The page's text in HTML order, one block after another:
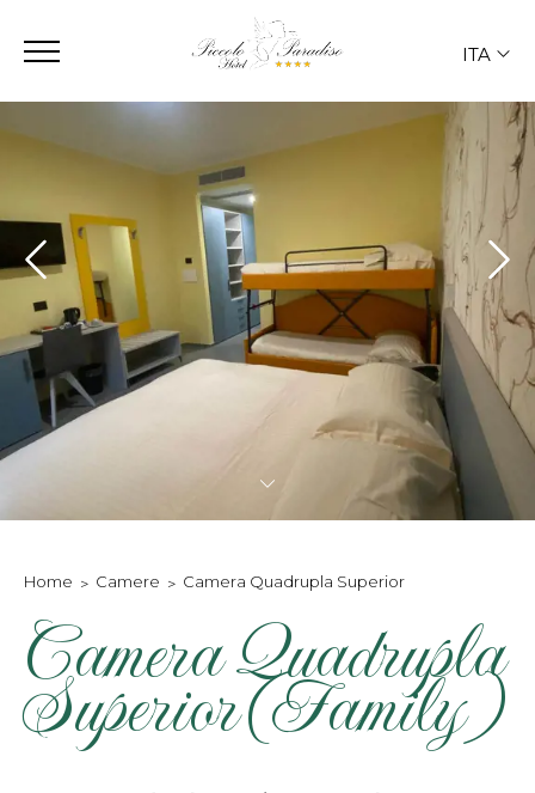
ITA
Home Camere Camera Quadrupla Superior
Camera Quadrupla
Superior (Family)